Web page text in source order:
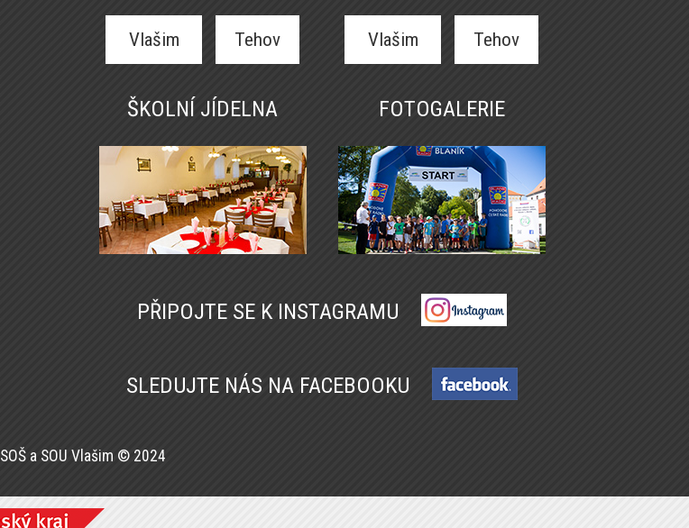
Vlašim Tehov Vlašim Tehov
ŠKOLNÍ JÍDELNA FOTOGALERIE
PŘIPOJTE SE K INSTAGRAMU
SLEDUJTE NÁS NA FACEBOOKU
SOŠ a SOU Vlašim © 2024